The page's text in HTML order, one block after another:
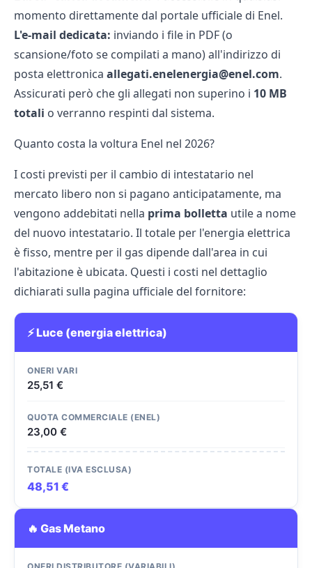
momento direttamente dal portale ufficiale di Enel.
L'e-mail dedicata: inviando i file in PDF (o
scansione/foto se compilati a mano) all'indirizzo di
posta elettronica allegati.enelenergia@enel.com.
Assicurati però che gli allegati non superino i 10 MB
totali o verranno respinti dal sistema.
Quanto costa la voltura Enel nel 2026?
I costi previsti per il cambio di intestatario nel
mercato libero non si pagano anticipatamente, ma
vengono addebitati nella prima bolletta utile a nome
del nuovo intestatario. Il totale per l'energia elettrica
è fisso, mentre per il gas dipende dall'area in cui
l'abitazione è ubicata. Questi i costi nel dettaglio
dichiarati sulla pagina ufficiale del fornitore:
⚡ Luce (energia elettrica)
ONERI VARI
25,51 €
QUOTA COMMERCIALE (ENEL)
23,00 €
TOTALE (IVA ESCLUSA)
48,51 €
🔥 Gas Metano